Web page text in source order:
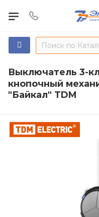
Выключатель 3-
кнопочный
"Байкал" TDM